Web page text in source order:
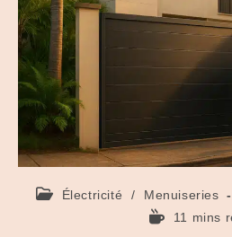
Électricité / Menuiseries
11 mins